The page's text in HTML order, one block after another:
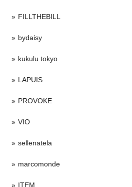
FILLTHEBILL
bydaisy
kukulu tokyo
LAPUIS
PROVOKE
VIO
sellenatela
marcomonde
ITEM